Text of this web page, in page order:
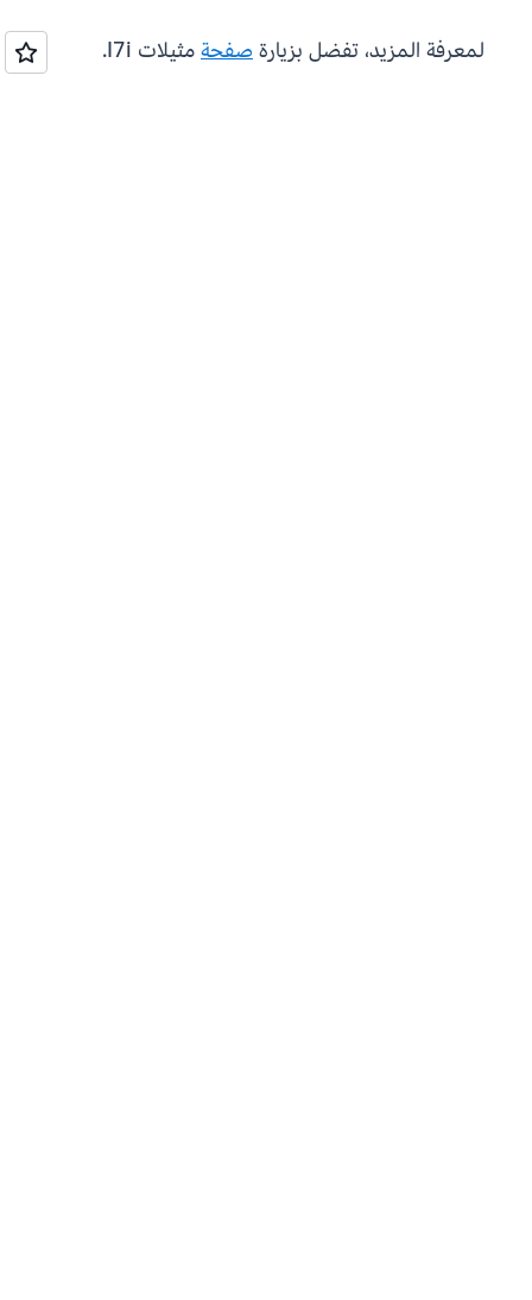
لمعرفة المزيد، تفضل بزيارةصفحةمثيلات I7i.